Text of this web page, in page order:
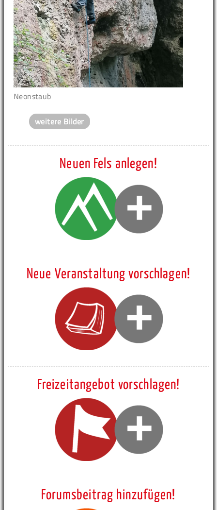
Neonstaub
weitere Bilder
Neuen Fels anlegen!
Neue Veranstaltung vorschlagen!
Freizeitangebot vorschlagen!
Forumsbeitrag hinzufügen!